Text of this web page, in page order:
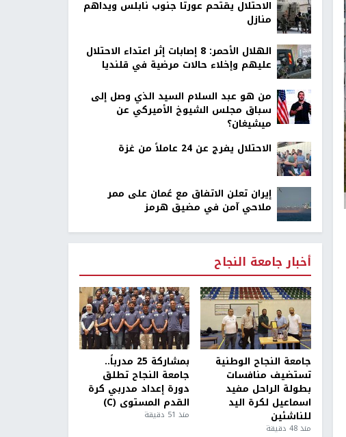
الاحتلال يقتحم عورتا جنوب نابلس ويداهم
منازل
الهلال الأحمر: 8 إصابات إثر اعتداء الاحتلال
عليهم وإخلاء حالات مرضية في قلنديا
من هو عبد السلام السيد الذي وصل إلى
سباق مجلس الشيوخ الأميركي عن
ميشيغان؟
الاحتلال يفرج عن 24 عاملاً من غزة
إيران تعلن الاتفاق مع عُمان على ممر
ملاحي آمن في مضيق هرمز
أخبار جامعة النجاح
جامعة النجاح الوطنية
تستضيف منافسات
بطولة الراحل مفيد
اسماعيل لكرة اليد
للناشئين
منذ 48 دقيقة
بمشاركة 25 مدرباً..
جامعة النجاح تطلق
دورة إعداد مدربي كرة
القدم المستوى (C)
منذ 51 دقيقة